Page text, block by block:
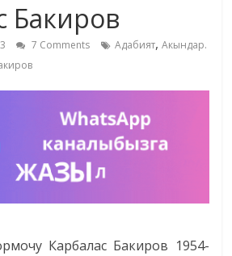
Бакиров
7 Comments Адабият,Акындар.
Карбалас Бакиров 1954-